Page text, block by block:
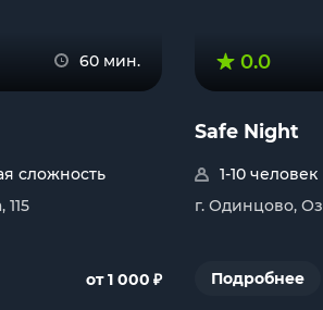
60 мин.
сложность
от 1 000 ₽
0.0
Safe Night
1-10 человек
г. Одинцово,
Подробнее